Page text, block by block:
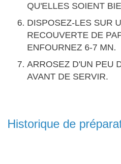
QU'ELLES SOIENT
DISPOSEZ-LES SUR
RECOUVERTE DE
ENFOURNEZ 6-7 MN.
ARROSEZ D'UN PEU
AVANT DE SERVIR.
Historique de